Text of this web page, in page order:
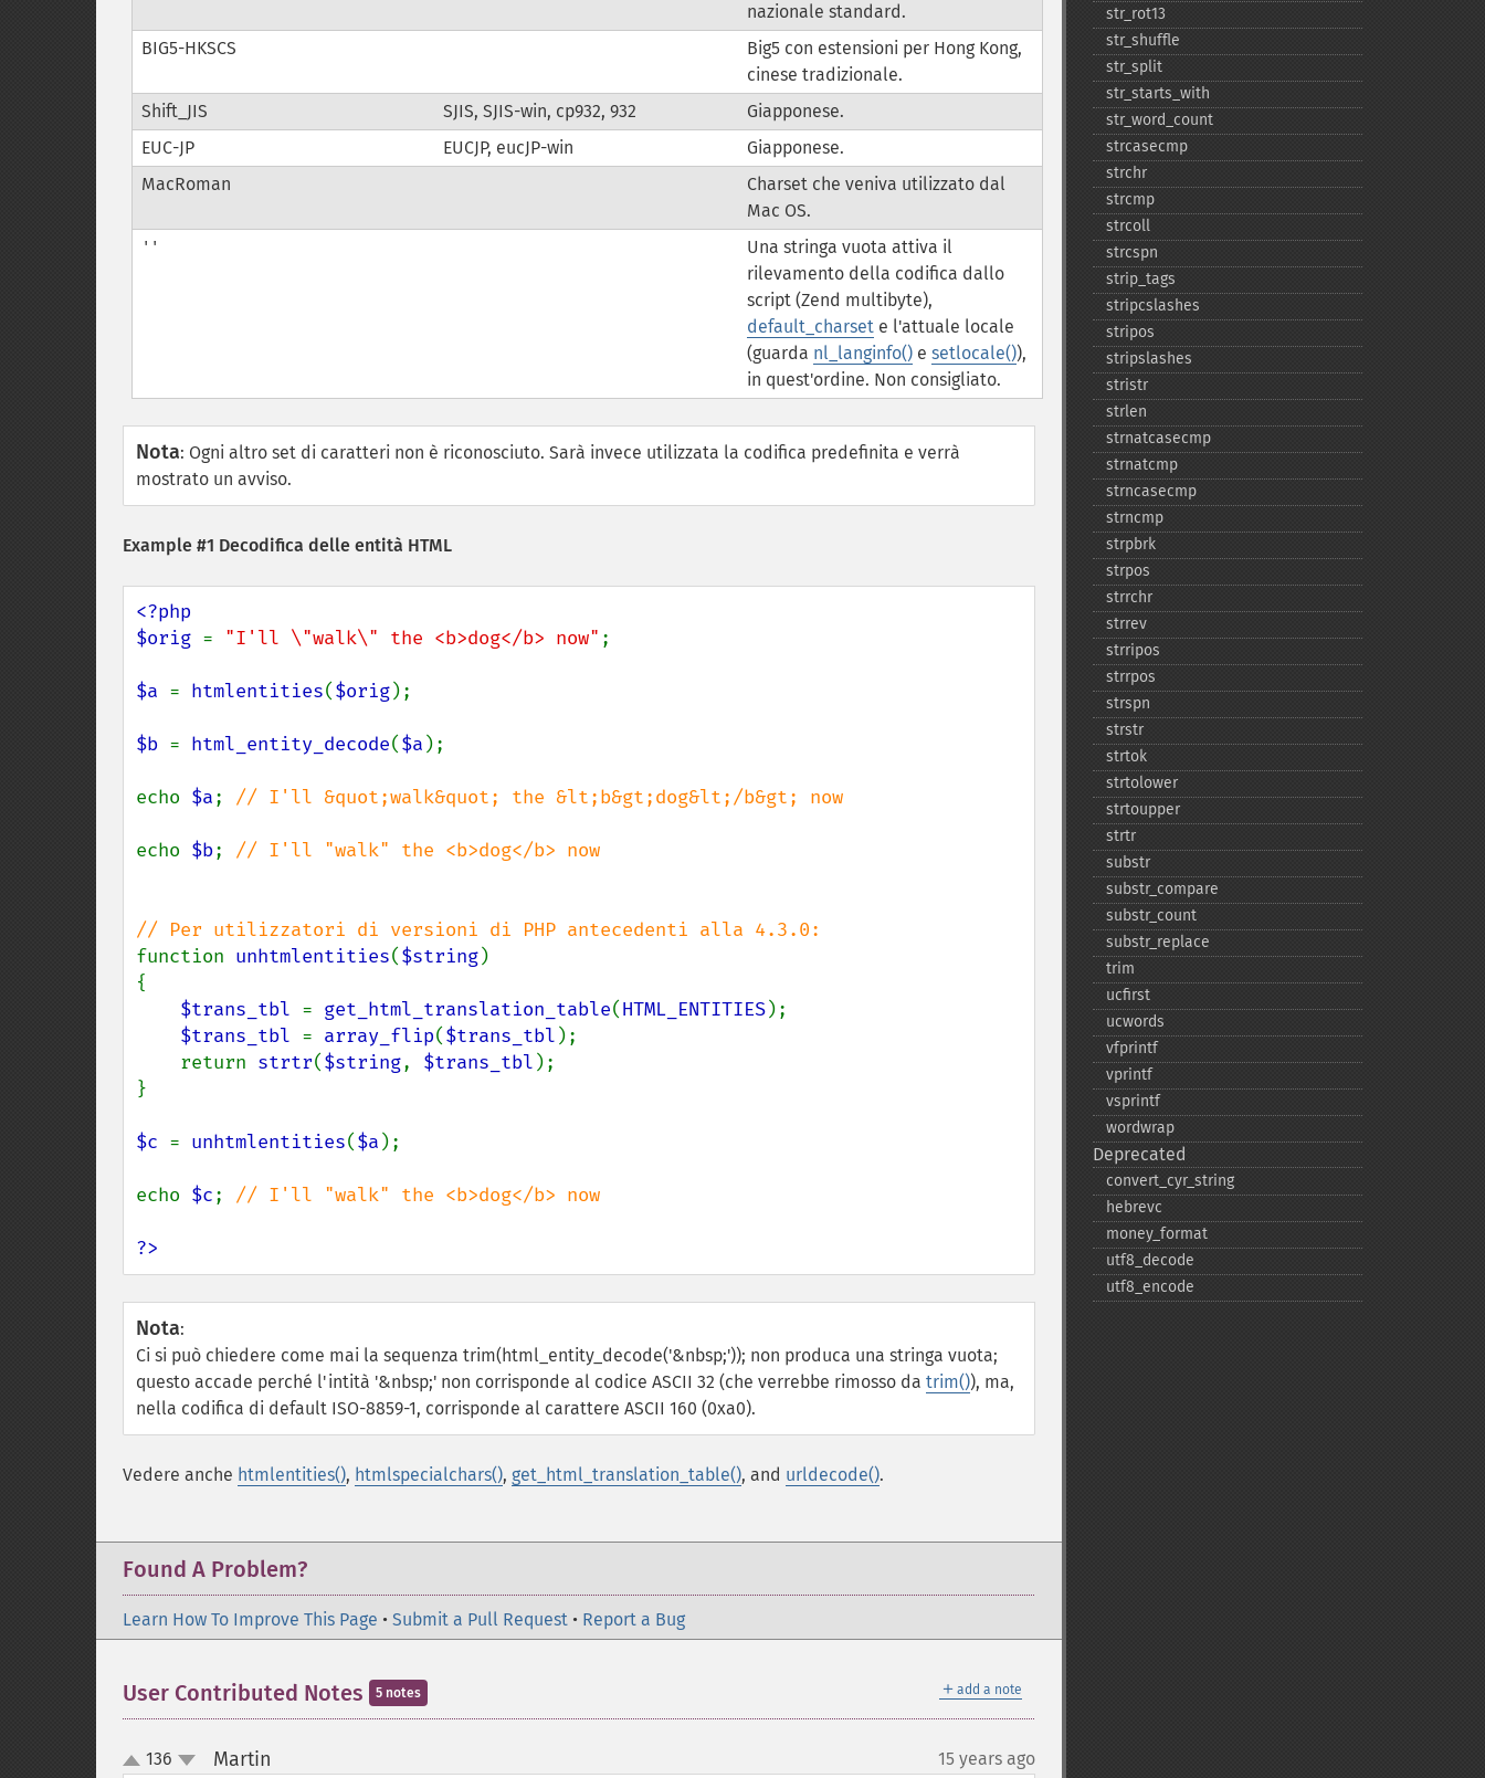
nazionale standard.
BIG5-HKSCS
Big5 con estensioni per Hong Kong,
cinese tradizionale.
Shift_JIS
SJIS, SJIS-win, cp932, 932
Giapponese.
EUC-JP
EUCJP, eucJP-win
Giapponese.
MacRoman
Charset che veniva utilizzato dal
Mac OS.
''
Una stringa vuota attiva il
rilevamento della codifica dallo
script (Zend multibyte),
default_charset e l'attuale locale
(guarda nl_langinfo() esetlocale()),
in quest'ordine. Non consigliato.
Nota: Ogni altro set di caratteri non è riconosciuto. Sarà invece utilizzata la codifica predefinita e verrà
mostrato un avviso.
Example #1 Decodifica delle entità HTML
<?php
$orig = "I'll \"walk\" the <b>dog</b> now" ;
$a = htmlentities($orig);
$b = html_entity_decode($a );
echo $a; // I'll &quot;walk&quot; the &lt;b&gt;dog&lt;/b&gt; now
echo $b; // I'll "walk" the <b>dog</b> now
function unhtmlentities($string)
{
$trans_tbl = get_html_translation_table(HTML_ENTITIES);
$trans_tbl = array_flip($trans_tbl );
    return
strtr($string, $trans_tbl );
}
$c = unhtmlentities($a );
echo $c; // I'll "walk" the <b>dog</b> now
?>
Nota:
Ci si può chiedere come mai la sequenza trim(html_entity_decode('&nbsp;')); non produca una stringa vuota;
questo accade perché l'intità '&nbsp;' non corrisponde al codice ASCII 32 (che verrebbe rimosso da trim()), ma,
nella codifica di default ISO-8859-1, corrisponde al carattere ASCII 160 (0xa0).
Vedere anche htmlentities(), htmlspecialchars(), get_html_translation_table(), and urldecode().
Found A Problem?
Learn How To Improve This Page • Submit a Pull Request • Report a Bug
＋ add a note
User Contributed Notes 5 notes
up136 Martin 15 years ago
str_​rot13
str_​shuffle
str_​split
str_​starts_​with
str_​word_​count
strcasecmp
strchr
strcmp
strcoll
strcspn
strip_​tags
stripcslashes
stripos
stripslashes
stristr
strlen
strnatcasecmp
strnatcmp
strncasecmp
strncmp
strpbrk
strpos
strrchr
strrev
strripos
strrpos
strspn
strstr
strtok
strtolower
strtoupper
strtr
substr
substr_​compare
substr_​count
substr_​replace
trim
ucfirst
ucwords
vfprintf
vprintf
vsprintf
wordwrap
Deprecated
convert_​cyr_​string
hebrevc
money_​format
utf8_​decode
utf8_​encode